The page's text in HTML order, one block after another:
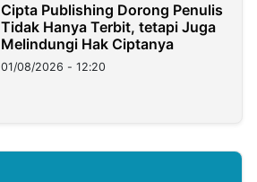
Cipta Publishing Dorong Penulis
Tidak Hanya Terbit, tetapi Juga
Melindungi Hak Ciptanya
01/08/2026 - 12:20